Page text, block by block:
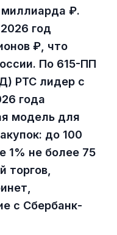
₽.
год
₽, что
По 615-ПП
РТС лидер с
года
модель для
до 100
1% не более 75
торгов,
с Сбербанк-